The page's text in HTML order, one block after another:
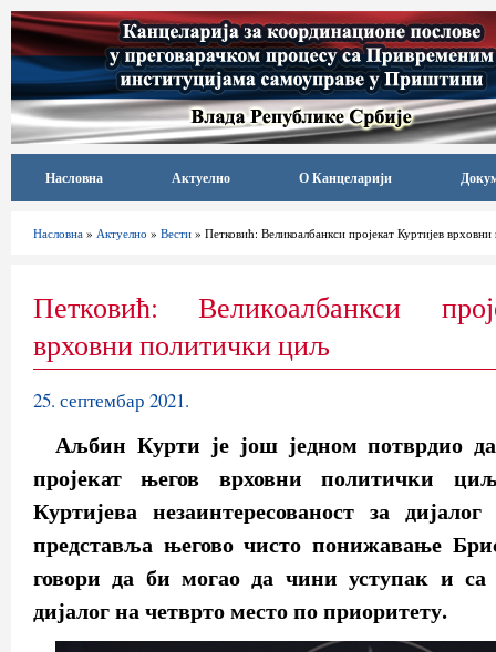
Насловна Актуелно О Канцеларији
Насловна » Актуелно » Вести » Петковић: Великоалбанкси пројекат Куртијев
Петковић: Великоалбанкси
врховни политички циљ
25. септембар 2021.
Аљбин Курти је још једном потврдио
пројекат његов врховни политички
Куртијева незаинтересованост за
представља његово чисто понижавање
говори да би могао да чини уступак и са
дијалог на четврто место по приоритету.